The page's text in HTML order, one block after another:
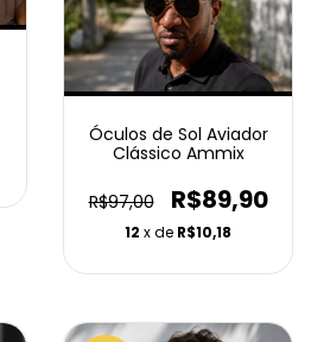
Óculos de Sol Aviador
Clássico Ammix
R$97,00 R$89,90
12 x de R$10,18